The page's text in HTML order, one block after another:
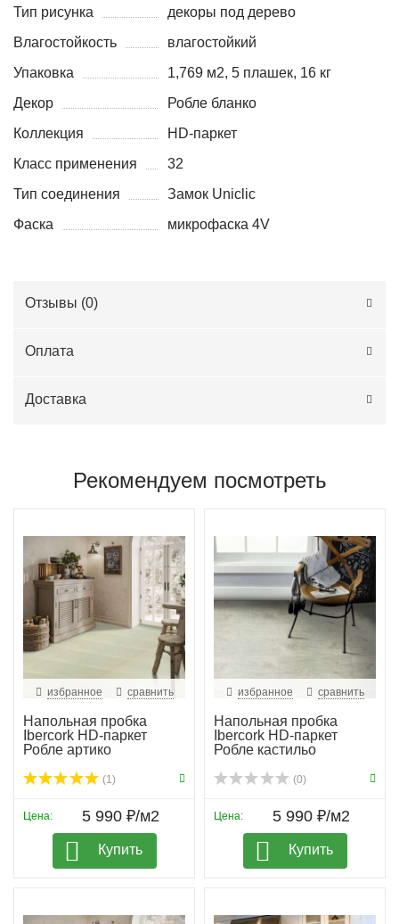
Тип рисунка
декоры под дерево
Влагостойкость
влагостойкий
Упаковка
1,769 м2, 5 плашек, 16 кг
Декор
Робле бланко
Коллекция
HD-паркет
Класс применения
32
Тип соединения
Замок Uniclic
Фаска
микрофаска 4V
Отзывы (0)
Оплата
Доставка
Рекомендуем посмотреть
избранное сравнить
Напольная пробка
Ibercork HD-паркет
Робле артико
(1)
Цена: 5 990 ₽/м2
Купить
избранное сравнить
Напольная пробка
Ibercork HD-паркет
Робле кастильо
(0)
Цена: 5 990 ₽/м2
Купить